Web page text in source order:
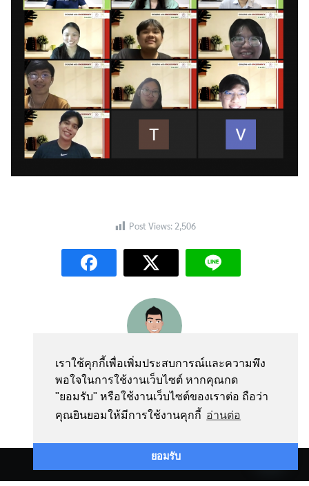
เราใช้คุกกี้เพื่อเพิ่มประสบการณ์และความพึง
พอใจในการใช้งานเว็บไซต์ หากคุณกด
"ยอมรับ" หรือใช้งานเว็บไซต์ของเราต่อ ถือว่า
คุณยินยอมให้มีการใช้งานคุกกี้ อ่านต่อ
ยอมรับ
Post Views: 2,506
webmaster
Contact us
Open